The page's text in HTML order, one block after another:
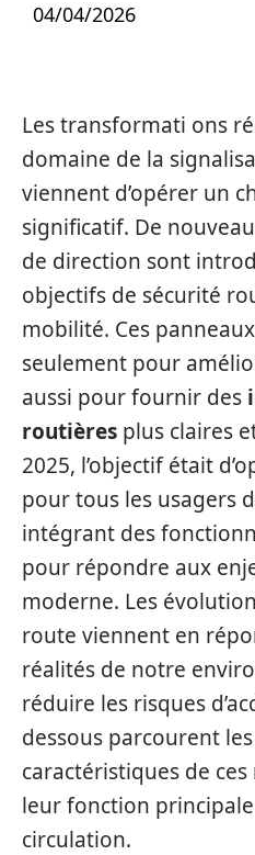
04/04/2026
Les transformati ons
domaine de la
viennent d’opérer un
significatif. De
de direction sont
objectifs de sécurité
mobilité. Ces
seulement pour
aussi pour fournir des
routières plus claires
2025, l’objectif était
pour tous les usagers
intégrant des
pour répondre aux
moderne. Les
route viennent en
réalités de notre
réduire les risques
dessous parcourent
caractéristiques de
leur fonction
circulation.